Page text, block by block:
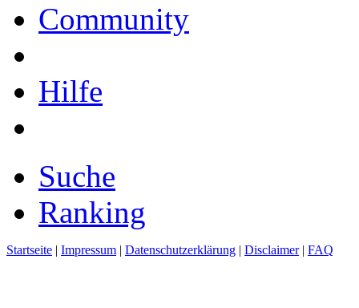
Community
Hilfe
Suche
Ranking
Startseite | Impressum | Datenschutzerklärung | Disclaimer| FAQ